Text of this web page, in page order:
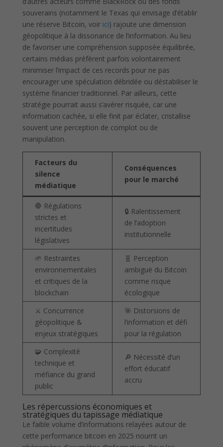
souverains (notamment le Texas qui envisage d’établir
une réserve Bitcoin, voir ici) rajoute une dimension
géopolitique à la dissonance de l’information. Au lieu
de favoriser une compréhension supposée équilibrée,
certains médias préfèrent parfois volontairement
minimiser l’impact de ces records pour ne pas
encourager une spéculation débridée ou déstabiliser le
système financier traditionnel. Par ailleurs, cette
stratégie pourrait aussi s’avérer risquée, car une
information cachée, si elle finit par éclater, cristallise
souvent une perception de complot ou de
manipulation.
Facteurs du
silence
médiatique
Conséquences
pour le marché
🛑 Régulations
strictes et
incertitudes
législatives
🔒 Ralentissement
de l’adoption
institutionnelle
🌱 Restraintes
environnementales
et critiques de la
blockchain
🧬 Perception
ambiguë du Bitcoin
comme risque
écologique
⚔️ Concurrence
géopolitique &
enjeux stratégiques
🎯 Distorsions de
l’information et défi
pour la régulation
🧩 Complexité
technique et
méfiance du grand
public
🔎 Nécessité d’un
effort éducatif
accru
Les répercussions économiques et
stratégiques du tapissage médiatique
Le faible volume d’informations relayées autour de
cette performance bitcoin en 2025 nourrit un